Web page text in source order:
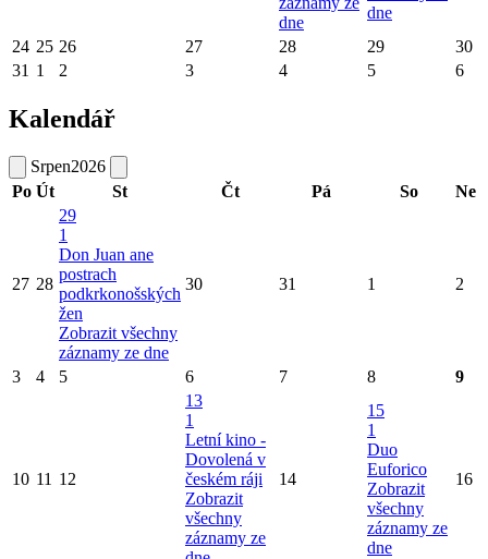
dne
dne
24 25 26 27 28 29
30
31 1 2 3 4 5 6
Kalendář
Srpen2026
Po Út St Čt Pá So Ne
27 28
29
1
Don Juan ane
postrach
podkrkonošských
žen
Zobrazit všechny
záznamy ze dne
30 31 1 2
3 4 5 6 7 8 9
10 11 12
13
1
Letní kino -
Dovolená v
českém ráji
Zobrazit
všechny
záznamy ze
14
15
1
Duo
Euforico
Zobrazit
všechny
záznamy ze
dne
16